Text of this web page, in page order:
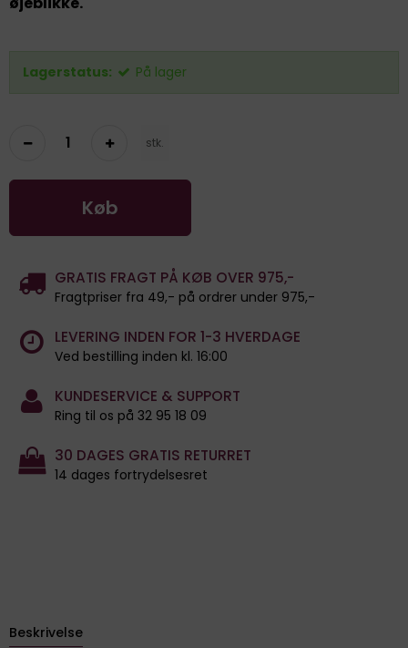
Lagerstatus: På lager
stk.
Køb
GRATIS FRAGT PÅ KØB OVER 975,-
Fragtpriser fra 49,- på ordrer under 975,-
LEVERING INDEN FOR 1-3 HVERDAGE
Ved bestilling inden kl. 16:00
KUNDESERVICE & SUPPORT
Ring til os på 32 95 18 09
30 DAGES GRATIS RETURRET
14 dages fortrydelsesret
Beskrivelse